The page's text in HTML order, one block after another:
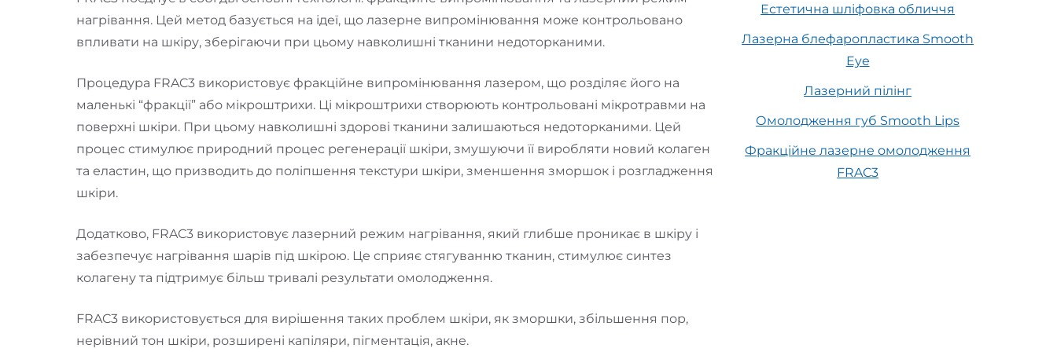
нагрівання. Цей метод базується на ідеї, що лазерне випромінювання може контрольовано
впливати на шкіру, зберігаючи при цьому навколишні тканини недоторканими.
Процедура FRAC3 використовує фракційне випромінювання лазером, що розділяє його на
маленькі “фракції” або мікроштрихи. Ці мікроштрихи створюють контрольовані мікротравми на
поверхні шкіри. При цьому навколишні здорові тканини залишаються недоторканими. Цей
процес стимулює природний процес регенерації шкіри, змушуючи її виробляти новий колаген
та еластин, що призводить до поліпшення текстури шкіри, зменшення зморшок і розгладження
шкіри.
Додатково, FRAC3 використовує лазерний режим нагрівання, який глибше проникає в шкіру і
забезпечує нагрівання шарів під шкірою. Це сприяє стягуванню тканин, стимулює синтез
колагену та підтримує більш тривалі результати омолодження.
FRAC3 використовується для вирішення таких проблем шкіри, як зморшки, збільшення пор,
нерівний тон шкіри, розширені капіляри, пігментація, акне.
Естетична шліфовка обличчя
Лазерна блефаропластика Smooth
Eye
Лазерний пілінг
Омолодження губ Smooth Lips
Фракційне лазерне омолодження
FRAC3